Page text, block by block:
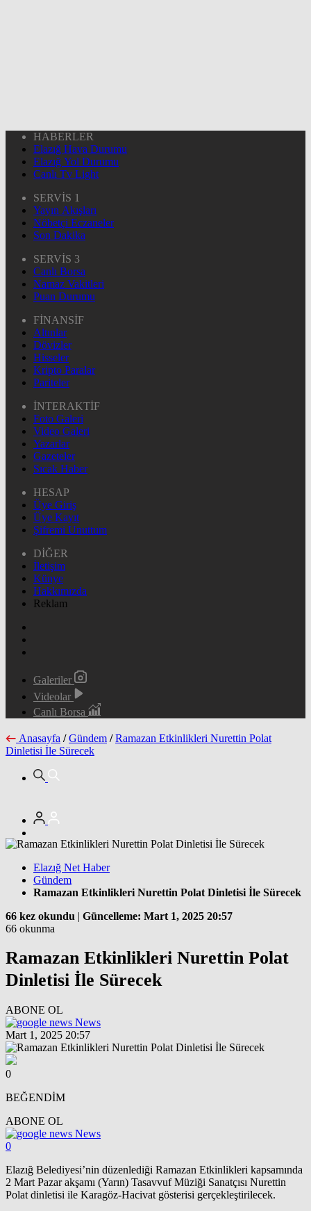
HABERLER
Elazığ Hava Durumu
Elazığ Yol Durumu
Canlı Tv Light
SERVİS 1
Yayın Akışları
Nöbetçi Eczaneler
Son Dakika
SERVİS 3
Canlı Borsa
Namaz Vakitleri
Puan Durumu
FİNANSİF
Altınlar
Dövizler
Hisseler
Kripto Paralar
Pariteler
İNTERAKTİF
Foto Galeri
Video Galeri
Yazarlar
Gazeteler
Sıcak Haber
HESAP
Üye Giriş
Üye Kayıt
Şifremi Unuttum
DİĞER
İletişim
Künye
Hakkımızda
Reklam
Galeriler
Videolar
Canlı Borsa
Anasayfa / Gündem / Ramazan Etkinlikleri Nurettin Polat
Dinletisi İle Sürecek
Elazığ Net Haber
Gündem
Ramazan Etkinlikleri Nurettin Polat Dinletisi İle Sürecek
66 kez okundu | Güncelleme: Mart 1, 2025 20:57
66 okunma
Ramazan Etkinlikleri Nurettin Polat
Dinletisi İle Sürecek
ABONE OL
News
Mart 1, 2025 20:57
0
BEĞENDİM
ABONE OL
News
0
Elazığ Belediyesi’nin düzenlediği Ramazan Etkinlikleri kapsamında
2 Mart Pazar akşamı (Yarın) Tasavvuf Müziği Sanatçısı Nurettin
Polat dinletisi ile Karagöz-Hacivat gösterisi gerçekleştirilecek.